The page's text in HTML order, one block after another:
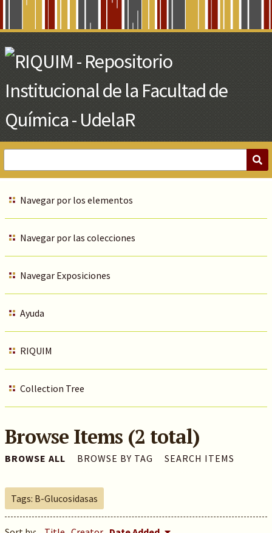
Main
Content
Navegar por los elementos
Navegar por las colecciones
Navegar Exposiciones
Ayuda
RIQUIM
Collection Tree
Browse Items (2 total)
BROWSE ALL BROWSE BY TAG SEARCH ITEMS
Tags: B-Glucosidasas